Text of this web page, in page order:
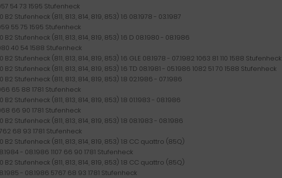
54 73 1595 Stufenheck
B2 Stufenheck (811, 813, 814, 819, 853) 1.6 08.1978 - 03.1987
55 75 1595 Stufenheck
B2 Stufenheck (811, 813, 814, 819, 853) 1.6 D 08.1980 - 08.1986
40 54 1588 Stufenheck
B2 Stufenheck (811, 813, 814, 819, 853) 1.6 GLE 08.1978 - 07.1982 1063 81 110 1588 Stufenheck
B2 Stufenheck (811, 813, 814, 819, 853) 1.6 TD 08.1981 - 05.1986 1082 51 70 1588 Stufenheck
B2 Stufenheck (811, 813, 814, 819, 853) 1.8 02.1986 - 07.1986
65 88 1781 Stufenheck
B2 Stufenheck (811, 813, 814, 819, 853) 1.8 01.1983 - 08.1986
66 90 1781 Stufenheck
B2 Stufenheck (811, 813, 814, 819, 853) 1.8 08.1983 - 08.1986
68 93 1781 Stufenheck
B2 Stufenheck (811, 813, 814, 819, 853) 1.8 CC quattro (85Q)
- 08.1986 1107 66 90 1781 Stufenheck
B2 Stufenheck (811, 813, 814, 819, 853) 1.8 CC quattro (85Q)
- 08.1986 5767 68 93 1781 Stufenheck